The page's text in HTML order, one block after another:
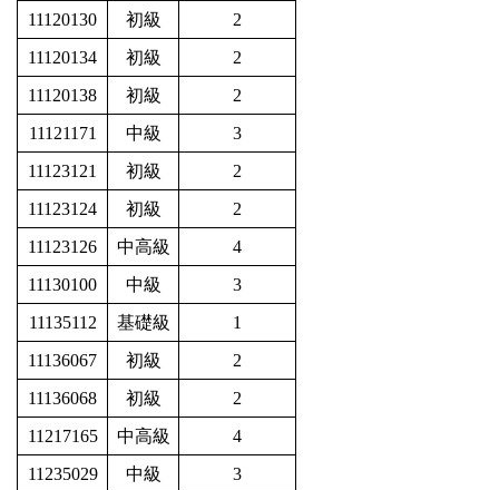
11120130
初級
2
11120134
初級
2
11120138
初級
2
11121171
中級
3
11123121
初級
2
11123124
初級
2
11123126
中高級
4
11130100
中級
3
11135112
基礎級
1
11136067
初級
2
11136068
初級
2
11217165
中高級
4
11235029
中級 3